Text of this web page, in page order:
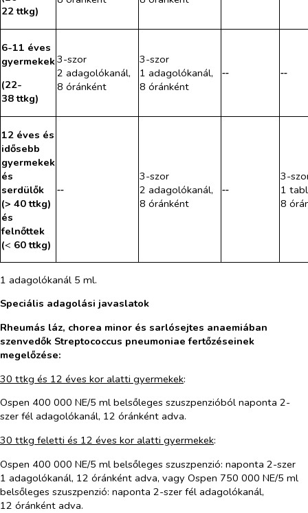
22 ttkg)
6-11 éves
gyermekek
(22-
38 ttkg)
3-szor
2 adagolókanál,
8 óránként
3-szor
1 adagolókanál,
8 óránként
‑‑ ‑‑
12 éves és
idősebb
gyermekek
és
serdülők
(> 40 ttkg)
és
felnőttek
(< 60 ttkg)
‑‑
3-szor
2 adagolókanál,
8 óránként
‑‑
3-
1
8
1 adagolókanál 5 ml.
Speciális adagolási javaslatok
Rheumás láz, chorea minor és sarlósejtes anaemiában
szenvedők Streptococcus pneumoniae fertőzéseinek
megelőzése:
30 ttkg és 12 éves kor alatti gyermekek:
Ospen 400 000 NE/5 ml belsőleges szuszpenzióból naponta 2-
szer fél adagolókanál, 12 óránként adva.
30 ttkg feletti és 12 éves kor alatti gyermekek:
Ospen 400 000 NE/5 ml belsőleges szuszpenzió: naponta 2-szer
1 adagolókanál, 12 óránként adva, vagy Ospen 750 000 NE/5 ml
belsőleges szuszpenzió: naponta 2-szer fél adagolókanál,
12 óránként adva.